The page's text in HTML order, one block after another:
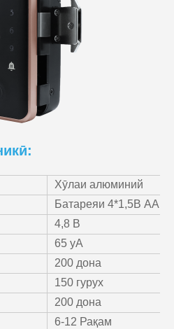
Хӯлаи алюминий
Батареяи 4*1,5В АА
4,8 В
65 уА
200 дона
150 гурух
200 дона
6-12 Рақам